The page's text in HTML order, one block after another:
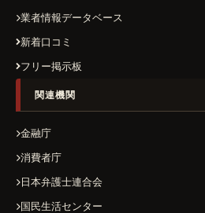
業者情報データベース
新着口コミ
フリー掲示板
関連機関
金融庁
消費者庁
日本弁護士連合会
国民生活センター